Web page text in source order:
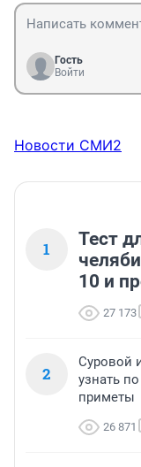
Гость
Войти
Новости СМИ2
1
Тест
10 и
27 173
2
Суровой
узнать
приметы
26 871